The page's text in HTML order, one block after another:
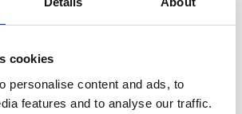
cookies
personalise content and ads, to
features and to analyse our traffic.